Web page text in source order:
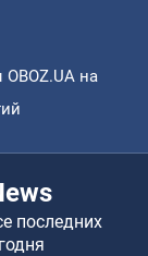
на
последних